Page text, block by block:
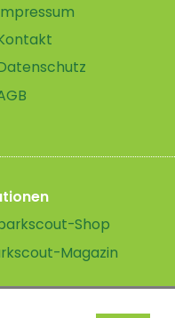
parkscout-Shop
Magazin